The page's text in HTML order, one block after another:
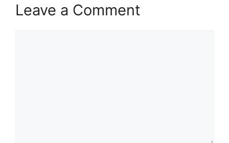
Leave a Comment